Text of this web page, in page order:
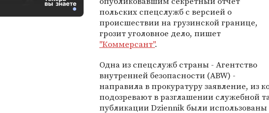
польских спецслужб с версией о
происшествии на грузинской границе,
грозит уголовное дело, пишет
"Коммерсант".
Одна из спецслужб страны - Агентство
внутренней безопасности (ABW) -
направила в прокуратуру заявление, из
подозревают в разглашении служебной
публикации Dziennik были